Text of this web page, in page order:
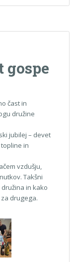
čast in
družine
jubilej – devet
in
vzdušju,
Takšni
in kako
drugega.